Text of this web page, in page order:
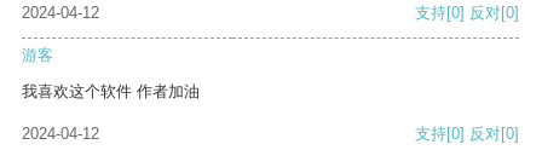
2024-04-12
支持[0] 反对[0]
游客
我喜欢这个软件 作者加油
2024-04-12 支持[0] 反对[0]